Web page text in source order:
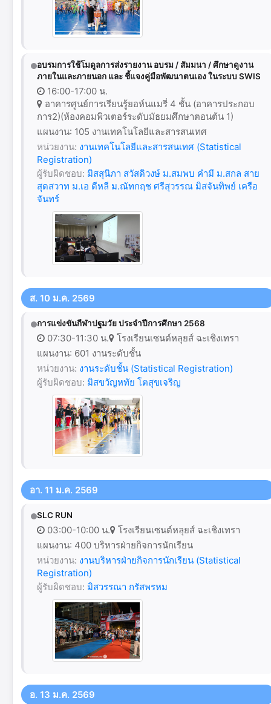
อบรมการใช้โมดูลการส่งรายงาน อบรม / สัมมนา / ศึกษาดูงาน
ภายในและภายนอก และ ชี้แจงคู่มือพัฒนาตนเอง ในระบบ SWIS
16:00-17:00 น.
อาคารศูนย์การเรียนรู้ยอห์นแมรี่ 4 ชั้น (อาคารประกอบ
การ2)(ห้องคอมพิวเตอร์ระดับมัธยมศึกษาตอนต้น 1)
แผนงาน: 105 งานเทคโนโลยีและสารสนเทศ
หน่วยงาน: งานเทคโนโลยีและสารสนเทศ (Statistical
Registration)
ผู้รับผิดชอบ: มิสสุนิภา สวัสดิวงษ์ ม.สมพบ คำมี ม.สกล สาย
สุดสวาท ม.เอ ดีหลี ม.ณัทกฤช ศรีสุวรรณ มิสจันทิพย์ เครือ
จันทร์
ส. 10 ม.ค. 2569
การแข่งขันกีฬาปฐมวัย ประจำปีการศึกษา 2568
07:30-11:30 น.
โรงเรียนเซนต์หลุยส์ ฉะเชิงเทรา
แผนงาน: 601 งานระดับชั้น
หน่วยงาน: งานระดับชั้น (Statistical Registration)
ผู้รับผิดชอบ: มิสขวัญหทัย โตสุขเจริญ
อา. 11 ม.ค. 2569
SLC RUN
03:00-10:00 น.
โรงเรียนเซนต์หลุยส์ ฉะเชิงเทรา
แผนงาน: 400 บริหารฝ่ายกิจการนักเรียน
หน่วยงาน: งานบริหารฝ่ายกิจการนักเรียน (Statistical
Registration)
ผู้รับผิดชอบ: มิสวรรณา กรัสพรหม
อ. 13 ม.ค. 2569